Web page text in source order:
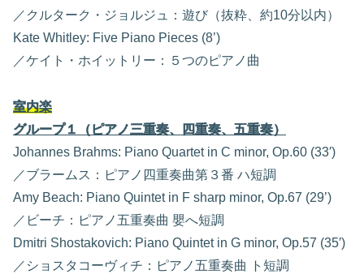
／クルターク・ジョルジュ：遊び（抜粋、約10分以内）
Kate Whitley: Five Piano Pieces (8’)
／ケイト・ホイットリー：５つのピアノ曲
室内楽
グループ１（ピアノ三重奏、四重奏、五重奏）
Johannes Brahms: Piano Quartet in C minor, Op.60 (33′)
／ブラームス：ピアノ四重奏曲第３番 ハ短調
Amy Beach: Piano Quintet in F sharp minor, Op.67 (29’)
／ビーチ：ピアノ五重奏曲 嬰へ短調
Dmitri Shostakovich: Piano Quintet in G minor, Op.57 (35′)
／ショスタコーヴィチ：ピアノ五重奏曲 ト短調